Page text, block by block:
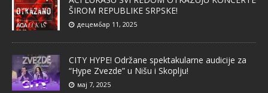
ŠIROM REPUBLIKE SRPSKE!
децембар 11, 2025
CITY HYPE! Održane spektakularne audicije za
“Hype Zvezde” u Nišu i Skoplju!
мај 7, 2025